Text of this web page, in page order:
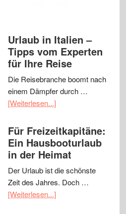
Urlaub in Italien –
Tipps vom Experten
für Ihre Reise
Die Reisebranche boomt nach
einem Dämpfer durch …
[Weiterlesen...]
Für Freizeitkapitäne:
Ein Hausbooturlaub
in der Heimat
Der Urlaub ist die schönste
Zeit des Jahres. Doch …
[Weiterlesen...]